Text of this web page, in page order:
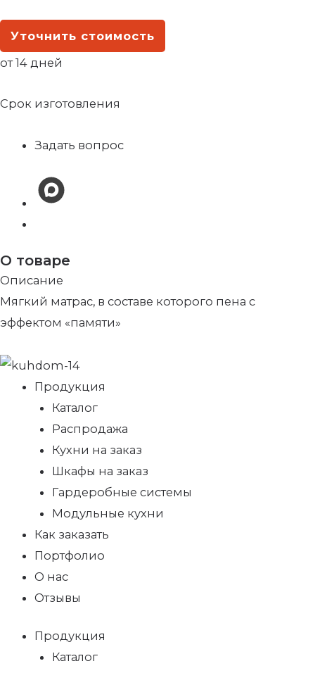
Уточнить стоимость
от 14 дней
Срок изготовления
Задать вопрос
О товаре
Описание
Мягкий матрас, в составе которого пена с
эффектом «памяти»
Продукция
Каталог
Распродажа
Кухни на заказ
Шкафы на заказ
Гардеробные системы
Модульные кухни
Как заказать
Портфолио
О нас
Отзывы
Продукция
Каталог